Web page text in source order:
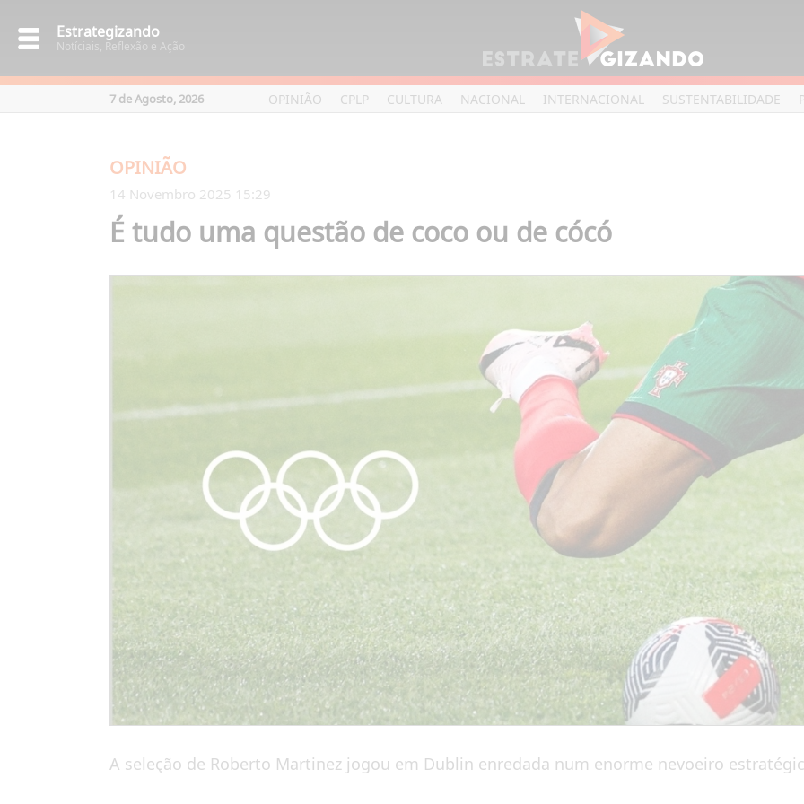
Estrategizando
Notíciais, Reflexão e Ação
7 de Agosto, 2026 OPINIÃO CPLP CULTURA NACIONAL INTERNACIONAL SUSTENTABILIDADE
OPINIÃO
14 Novembro 2025 15:29
É tudo uma questão de coco ou de cócó
A seleção de Roberto Martinez jogou em Dublin enredada num enorme nevoeiro